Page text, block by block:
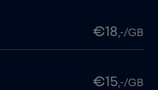
€18,-/GB
€15,-/GB